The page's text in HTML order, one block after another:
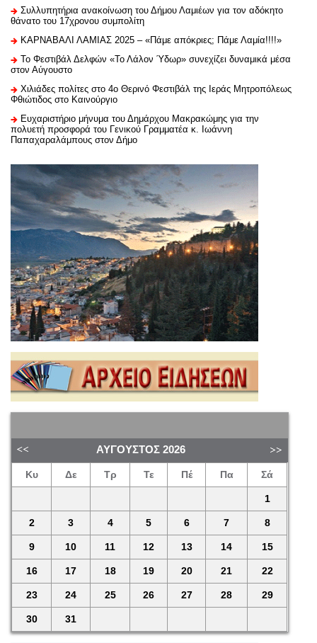
Συλλυπητήρια ανακοίνωση του Δήμου Λαμιέων για τον αδόκητο
θάνατο του 17χρονου συμπολίτη
ΚΑΡΝΑΒΑΛΙ ΛΑΜΙΑΣ 2025 – «Πάμε απόκριες; Πάμε Λαμία!!!!»
Το Φεστιβάλ Δελφών «Το Λάλον Ύδωρ» συνεχίζει δυναμικά μέσα
στον Αύγουστο
Χιλιάδες πολίτες στο 4ο Θερινό Φεστιβάλ της Ιεράς Μητροπόλεως
Φθιώτιδος στο Καινούργιο
Ευχαριστήριo μήνυμα του Δημάρχου Μακρακώμης για την
πολυετή προσφορά του Γενικού Γραμματέα κ. Ιωάννη
Παπαχαραλάμπους στον Δήμο
ΑΎΓΟΥΣΤΟΣ 2026
Κυ Δε Τρ Τε Πέ Πα Σά
1
2 3 4 5 6 7 8
9 10 11 12 13 14 15
16 17 18 19 20 21 22
23 24 25 26 27 28 29
30 31